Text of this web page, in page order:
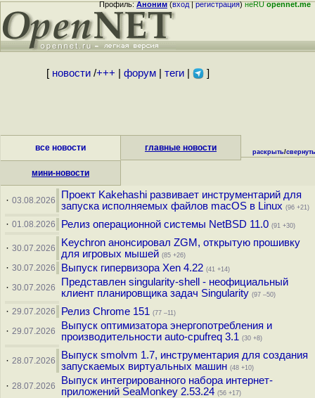
Профиль:Аноним(вход|регистрация)неRUopennet.me
[ новости/+++ форум| теги| ]
все новости главные новости
мини-новости
раскрыть/свернуть
· 03.08.2026
Проект Kakehashi развивает инструментарий для
запуска исполняемых файлов macOS в Linux (96 +21)
· 01.08.2026 Релиз операционной системы NetBSD 11.0 (91 +30)
· 30.07.2026
Keychron анонсировал ZGM, открытую прошивку
для игровых мышей (85 +26)
· 30.07.2026 Выпуск гипервизора Xen 4.22 (41 +14)
· 30.07.2026
Представлен singularity-shell - неофициальный
клиент планировщика задач Singularity (97 –50)
· 29.07.2026 Релиз Chrome 151 (77 –11)
· 29.07.2026
Выпуск оптимизатора энергопотребления и
производительности auto-cpufreq 3.1 (30 +8)
· 28.07.2026
Выпуск smolvm 1.7, инструментария для создания
запускаемых виртуальных машин (48 +10)
· 28.07.2026
Выпуск интегрированного набора интернет-
приложений SeaMonkey 2.53.24 (56 +17)